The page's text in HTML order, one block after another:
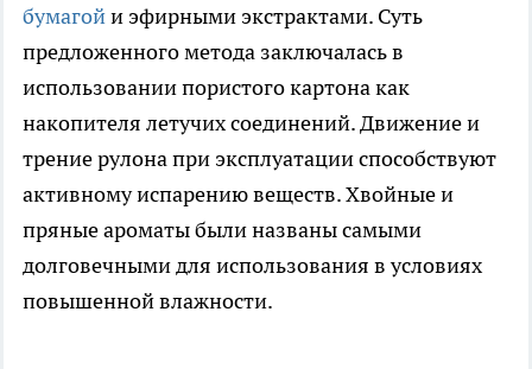
бумагойи эфирными экстрактами. Суть
предложенного метода заключалась в
использовании пористого картона как
накопителя летучих соединений. Движение и
трение рулона при эксплуатации способствуют
активному испарению веществ. Хвойные и
пряные ароматы были названы самыми
долговечными для использования в условиях
повышенной влажности.